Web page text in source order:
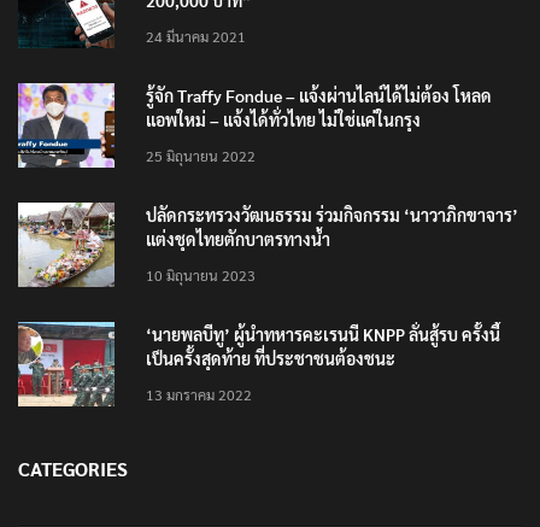
24 มีนาคม 2021
รู้จัก Traffy Fondue – แจ้งผ่านไลน์ได้ไม่ต้อง โหลด
แอพใหม่ – แจ้งได้ทั่วไทย ไม่ใช่แค่ในกรุง
25 มิถุนายน 2022
ปลัดกระทรวงวัฒนธรรม ร่วมกิจกรรม ‘นาวาภิกขาจาร’
แต่งชุดไทยตักบาตรทางน้ำ
10 มิถุนายน 2023
‘นายพลบีทู’ ผู้นำทหารคะเรนนี KNPP ลั่นสู้รบ ครั้งนี้
เป็นครั้งสุดท้าย ที่ประชาชนต้องชนะ
13 มกราคม 2022
CATEGORIES